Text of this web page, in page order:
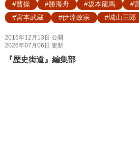
#曹操
#勝海舟 #坂本龍馬 #
#宮本武蔵
#伊達政宗 #城山三郎
2015年12月13日 公開
2026年07月06日 更新
『歴史街道』編集部